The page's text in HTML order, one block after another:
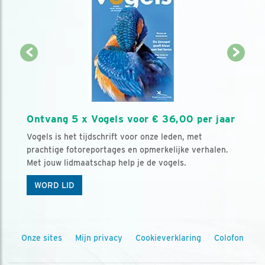
Ontvang 5 x Vogels voor € 36,00 per jaar
Vogels is het tijdschrift voor onze leden, met
prachtige fotoreportages en opmerkelijke verhalen.
Met jouw lidmaatschap help je de vogels.
WORD LID
Onze sites Mijn privacy Cookieverklaring Colofon